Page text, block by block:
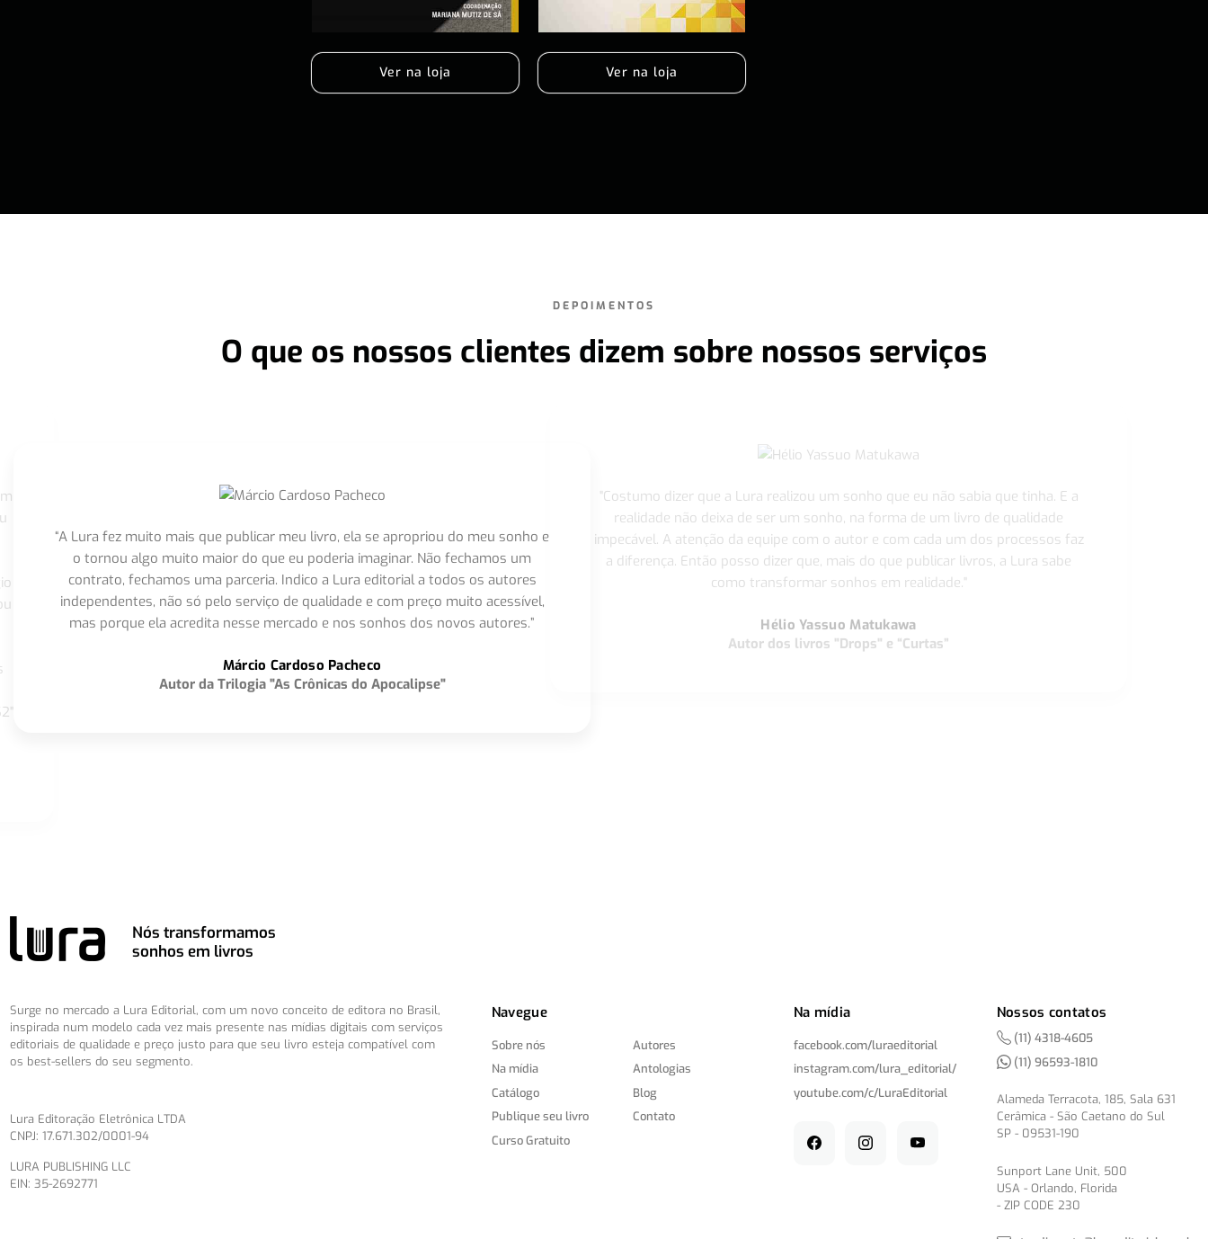
Ver na loja Ver na loja
DEPOIMENTOS
O que os nossos clientes dizem sobre nossos serviços
“A Lura fez muito mais que publicar meu livro, ela se apropriou do meu sonho e
o tornou algo muito maior do que eu poderia imaginar. Não fechamos um
contrato, fechamos uma parceria. Indico a Lura editorial a todos os autores
independentes, não só pelo serviço de qualidade e com preço muito acessível,
mas porque ela acredita nesse mercado e nos sonhos dos novos autores.”
Márcio Cardoso Pacheco
Autor da Trilogia "As Crônicas do Apocalipse"
"Costumo dizer que a Lura realizou um sonho que eu não sabia que tinha. E a
realidade não deixa de ser um sonho, na forma de um livro de qualidade
impecável. A atenção da equipe com o autor e com cada um dos processos faz
a diferença. Então posso dizer que, mais do que publicar livros, a Lura sabe
como transformar sonhos em realidade."
Hélio Yassuo Matukawa
Autor dos livros "Drops" e “Curtas”
Nós transformamos
sonhos em livros
Surge no mercado a Lura Editorial, com um novo conceito de editora no Brasil,
inspirada num modelo cada vez mais presente nas mídias digitais com serviços
editoriais de qualidade e preço justo para que seu livro esteja compatível com
os best-sellers do seu segmento.
Lura Editoração Eletrônica LTDA
CNPJ: 17.671.302/0001-94
LURA PUBLISHING LLC
EIN: 35-2692771
Navegue
Sobre nós
Na mídia
Catálogo
Publique seu livro
Curso Gratuito
Autores
Antologias
Blog
Contato
Na mídia
facebook.com/luraeditorial
instagram.com/lura_editorial/
youtube.com/c/LuraEditorial
Nossos contatos
(11) 4318-4605
(11) 96593-1810
Alameda Terracota, 185, Sala 631
Cerâmica - São Caetano do Sul
SP - 09531-190
Sunport Lane Unit, 500
USA - Orlando, Florida
- ZIP CODE 230